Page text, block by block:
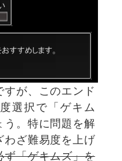
すが、このエンド
選択で「ゲキム
う。特に問題を解
わざ難易度を上げ
ず「ゲキムズ」を